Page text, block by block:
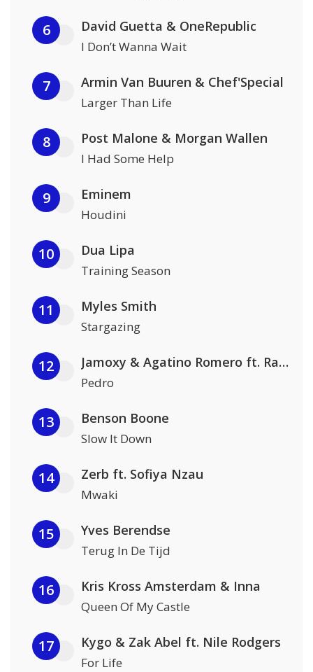
6 David Guetta & OneRepublic
I Don’t Wanna Wait
7 Armin Van Buuren & Chef'Special
Larger Than Life
8 Post Malone & Morgan Wallen
I Had Some Help
9 Eminem
Houdini
10 Dua Lipa
Training Season
11 Myles Smith
Stargazing
12 Jamoxy & Agatino Romero ft. Raffaella Carrà
Pedro
13 Benson Boone
Slow It Down
14 Zerb ft. Sofiya Nzau
Mwaki
15 Yves Berendse
Terug In De Tijd
16 Kris Kross Amsterdam & Inna
Queen Of My Castle
17 Kygo & Zak Abel ft. Nile Rodgers
For Life